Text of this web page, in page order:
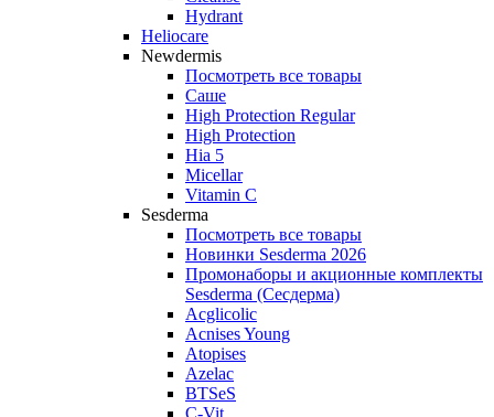
Hydrant
Heliocare
Newdermis
Посмотреть все товары
Саше
High Protection Regular
High Protection
Hia 5
Micellar
Vitamin C
Sesderma
Посмотреть все товары
Новинки Sesderma 2026
Промонаборы и акционные комплекты
Sesderma (Сесдерма)
Acglicolic
Acnises Young
Atopises
Azelac
BTSeS
C‑Vit